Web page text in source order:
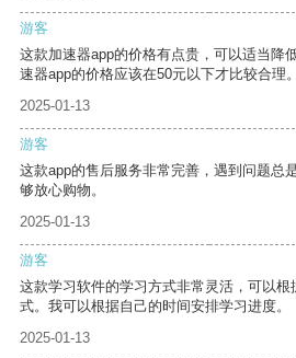
游客
这款加速器app的价格有点贵，可以适当降
速器app的价格应该在50元以下才比较合理。
2025-01-13
游客
这款app的售后服务非常完善，遇到问题总
够放心购物。
2025-01-13
游客
这款学习软件的学习方式非常灵活，可以
式。我可以根据自己的时间安排学习进度。
2025-01-13